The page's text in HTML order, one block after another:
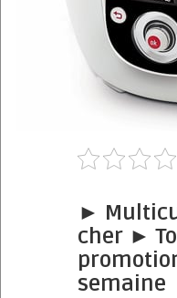
►
cher ►
semaine